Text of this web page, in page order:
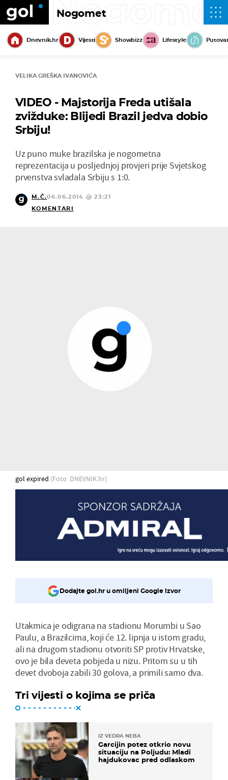
Nogomet
Dnevnik.hr Vijesti Showbizz Lifestyle
VELIKA GREŠKA IVANOVIĆA
VIDEO - Majstorija Freda utišala
zvižduke: Blijedi Brazil jedva dobio
Srbiju!
Uz puno muke brazilska je nogometna
reprezentacija u posljednjoj provjeri prije Svjetskog
prvenstva svladala Srbiju s 1:0.
M.Č.06.06.2014 @ 23:21
KOMENTARI
gol expired (Foto: DNEVNIK.hr)
Dodajte gol.hr u omiljeni Google izvor
Utakmica je odigrana na stadionu Morumbi u Sao
Paulu, a Brazilcima, koji će 12. lipnja u istom gradu,
ali na drugom stadionu otvoriti SP protiv Hrvatske,
ovo je bila deveta pobjeda u nizu. Pritom su u tih
devet dvoboja zabili 30 golova, a primili samo dva.
Tri vijesti o kojima se priča
IZ VEDRA NEBA
Garcijin potez otkrio novu
situaciju na Poljudu: Mladi
hajdukovac pred odlaskom